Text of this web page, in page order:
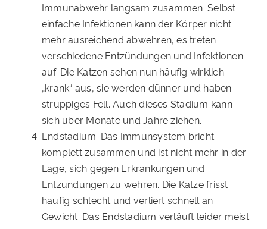
Immunabwehr langsam zusammen. Selbst
einfache Infektionen kann der Körper nicht
mehr ausreichend abwehren, es treten
verschiedene Entzündungen und Infektionen
auf. Die Katzen sehen nun häufig wirklich
„krank“ aus, sie werden dünner und haben
struppiges Fell. Auch dieses Stadium kann
sich über Monate und Jahre ziehen.
Endstadium: Das Immunsystem bricht
komplett zusammen und ist nicht mehr in der
Lage, sich gegen Erkrankungen und
Entzündungen zu wehren. Die Katze frisst
häufig schlecht und verliert schnell an
Gewicht. Das Endstadium verläuft leider meist